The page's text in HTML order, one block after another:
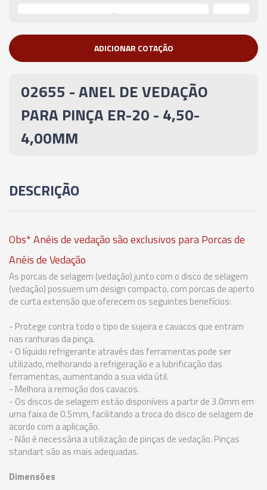
02657 - ANEL DE VEDAÇÃO PARA PINÇA ER-20 -
02658 - ANEL DE VEDAÇÃO PARA PINÇA ER-20 -
02659 - ANEL DE VEDAÇÃO PARA PINÇA ER-20 -
6,50-6,00MM
02661 - ANEL DE VEDAÇÃO PARA PINÇA ER-20 -
02662 - ANEL DE VEDAÇÃO PARA PINÇA ER-20 -
8,00-7,50MM
02663 - ANEL DE VEDAÇÃO PARA PINÇA ER-20 -
8,50-8,00MM
02664 - ANEL DE VEDAÇÃO PARA PINÇA ER-20 -
9,00-8,50MM
02665 - ANEL DE VEDAÇÃO PARA PINÇA ER-20 -
9,50-9,00MM
02666 - ANEL DE VEDAÇÃO PARA PINÇA ER-20 -
10,00-9,50MM
02667 - ANEL DE VEDAÇÃO PARA PINÇA ER-20 -
10,50-10,00MM
ADICIONAR COTAÇÃO
02655 - ANEL DE VEDAÇÃO
PARA PINÇA ER-20 - 4,50-
4,00MM
DESCRIÇÃO
Obs* Anéis de vedação são exclusivos para Porcas de
Anéis de Vedação
As porcas de selagem (vedação) junto com o disco de selagem
(vedação) possuem um design compacto, com porcas de aperto
de curta extensão que oferecem os seguintes benefícios:
- Protege contra todo o tipo de sujeira e cavacos que entram
nas ranhuras da pinça.
- O líquido refrigerante através das ferramentas pode ser
utilizado, melhorando a refrigeração e a lubrificação das
ferramentas, aumentando a sua vida útil.
- Melhora a remoção dos cavacos.
- Os discos de selagem estão disponíveis a partir de 3.0mm em
uma faixa de 0.5mm, facilitando a troca do disco de selagem de
acordo com a aplicação.
- Não é necessária a utilização de pinças de vedação. Pinças
standart são as mais adequadas.
Dimensões